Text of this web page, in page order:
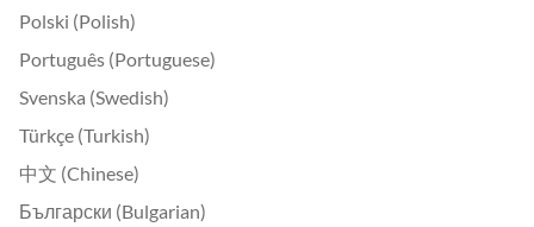
Polski (Polish)
Português (Portuguese)
Svenska (Swedish)
Türkçe (Turkish)
中文 (Chinese)
Български (Bulgarian)